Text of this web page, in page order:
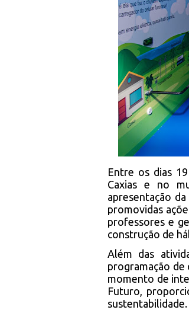
Entre os dias
Caxias e no
apresentação
promovidas
professores e
construção de
Além das
programação de
momento de
Futuro,
sustentabilidade.